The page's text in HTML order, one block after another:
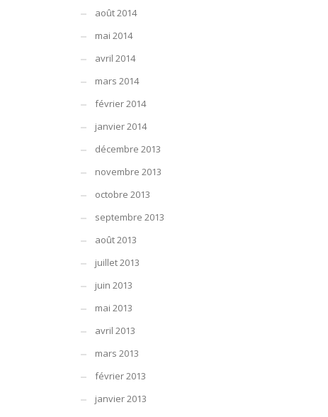
août 2014
mai 2014
avril 2014
mars 2014
février 2014
janvier 2014
décembre 2013
novembre 2013
octobre 2013
septembre 2013
août 2013
juillet 2013
juin 2013
mai 2013
avril 2013
mars 2013
février 2013
janvier 2013